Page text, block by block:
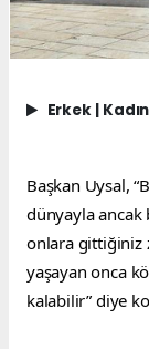
Erkek | Kadın
Başkan Uysal,
dünyayla ancak
onlara gittiğiniz
yaşayan onca
kalabilir” diye